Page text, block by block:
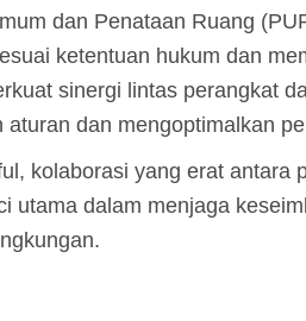
dan Penataan Ruang
ketentuan hukum dan
sinergi lintas perangkat
aturan dan mengoptimalkan
kolaborasi yang erat antara
utama dalam menjaga
Ribuan Warga Katingan
Halaman DPRD Rayakan
Parlemen dengan Jalan
SENO 18 OKTOBER 2025